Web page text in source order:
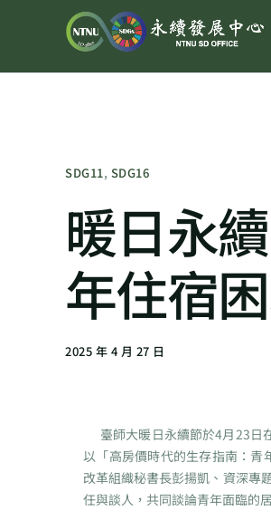
SDG11, SDG16
暖日永
年住宿
2025 年 4 月 27 日
臺師大暖日永續節於4月23日
以「高房價時代的生存指南：青
改革組織秘書長彭揚凱、資深專
任與談人，共同談論青年面臨的